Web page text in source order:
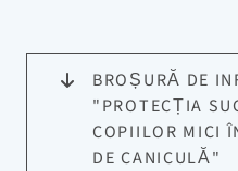
BROȘURĂ DE
"PROTECȚIA
COPIILOR MICI
DE CANICULĂ"